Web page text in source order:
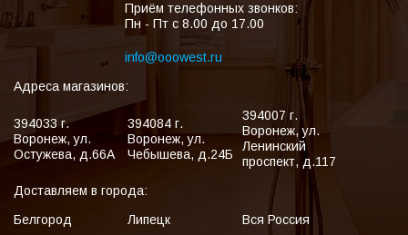
Приём телефонных звонков:
Пн - Пт с 8.00 до 17.00
info@ooowest.ru
Адреса магазинов:
394033 г.
Воронеж,ул.
Остужева, д.66А
394084 г.
Воронеж,ул.
Чебышева, д.24Б
394007 г.
Воронеж,ул.
Ленинский
проспект, д.117
Доставляем в города:
Белгород
Липецк Вся Россия